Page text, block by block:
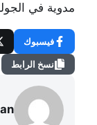
مدوية في
فيسبوك
نسخ الرابط